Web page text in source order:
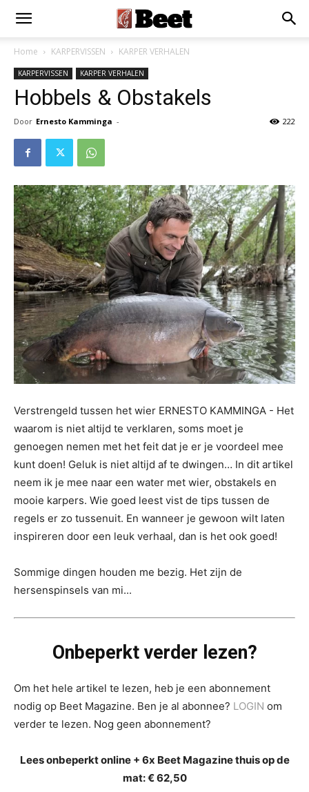
Home KARPERVISSEN KARPER VERHALEN
KARPERVISSEN KARPER VERHALEN
Hobbels & Obstakels
Door Ernesto Kamminga - 222
Verstrengeld tussen het wier ERNESTO KAMMINGA - Het
waarom is niet altijd te verklaren, soms moet je
genoegen nemen met het feit dat je er je voordeel mee
kunt doen! Geluk is niet altijd af te dwingen… In dit artikel
neem ik je mee naar een water met wier, obstakels en
mooie karpers. Wie goed leest vist de tips tussen de
regels er zo tussenuit. En wanneer je gewoon wilt laten
inspireren door een leuk verhaal, dan is het ook goed!
Sommige dingen houden me bezig. Het zijn de
hersenspinsels van mi...
Onbeperkt verder lezen?
Om het hele artikel te lezen, heb je een abonnement
nodig op Beet Magazine. Ben je al abonnee? LOGIN om
verder te lezen. Nog geen abonnement?
Lees onbeperkt online + 6x Beet Magazine thuis op de
mat: € 62,50